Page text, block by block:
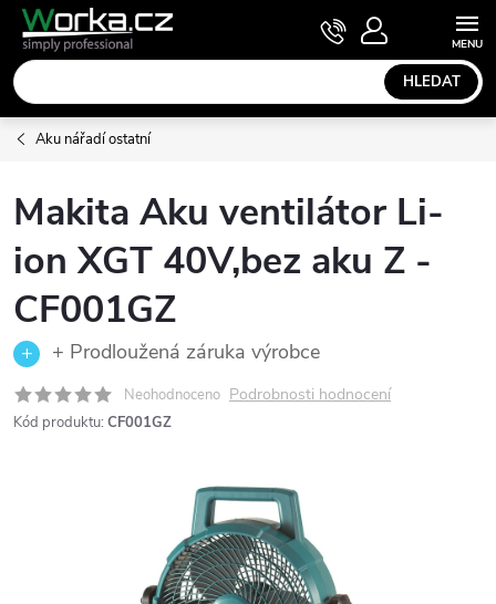
Přejít
obsah
HLEDAT
NÁKUPNÍ
KOŠÍK
Aku nářadí ostatní
Makita Aku ventilátor Li-
ion XGT 40V,bez aku Z -
CF001GZ
+ Prodloužená záruka výrobce
Neohodnoceno Podrobnosti hodnocení
Kód produktu: CF001GZ